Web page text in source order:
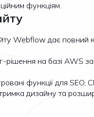
функціям.
Webflow дає повний
рішення на базі AWS
функції для
дизайну та